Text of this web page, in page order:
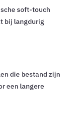
soft-touch
bij langdurig
die bestand zijn
een langere